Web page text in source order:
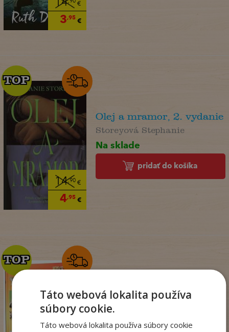
14,90€
3,95€
14,90€
4,95€
TOP
TOP
Olej a mramor, 2. vydanie
Storeyová Stephanie
Na sklade
pridať do košíka
TOP
TOP
Zo sveta zvierat
Na sklade
Táto webová lokalita používa
súbory cookie.
Táto webová lokalita používa súbory cookie